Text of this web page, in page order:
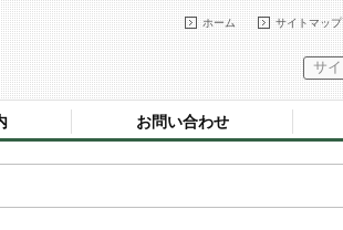
サイトマップ
ホーム
お問い合わせ